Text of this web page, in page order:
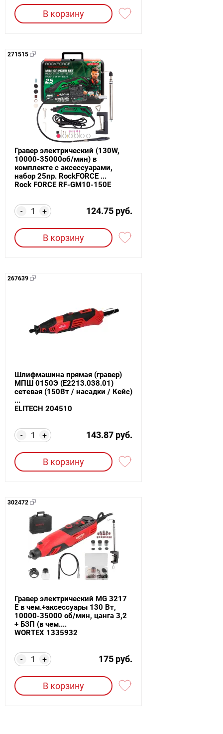
В корзину
271515
Гравер электрический (130W,
10000-35000об/мин) в
комплекте с аксессуарами,
набор 25пр. RockFORCE ...
Rock FORCE RF-GM10-150E
+
- 124.75 руб.
В корзину
267639
Шлифмашина прямая (гравер)
МПШ 0150Э (E2213.038.01)
сетевая (150Вт / насадки / Кейс)
...
ELITECH 204510
+
- 143.87 руб.
В корзину
302472
Гравер электрический MG 3217
E в чем.+аксессуары 130 Вт,
10000-35000 об/мин, цанга 3,2
+ БЗП (в чем....
WORTEX 1335932
+
- 175 руб.
В корзину